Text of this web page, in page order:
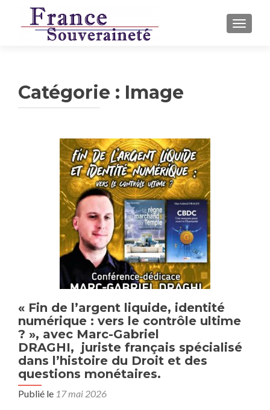
Catégorie : Image
« Fin de l’argent liquide, identité
numérique : vers le contrôle ultime
? », avec Marc-Gabriel
DRAGHI, juriste français spécialisé
dans l’histoire du Droit et des
questions monétaires.
Publié le 17 mai 2026
Navigation
articles